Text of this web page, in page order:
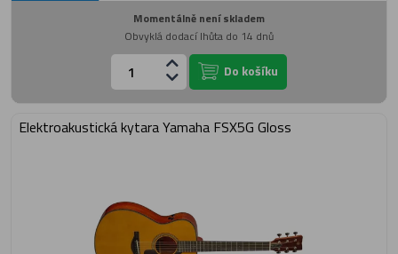
Momentálně není skladem
Obvyklá dodací lhůta do 14 dnů
Do košíku
Elektroakustická kytara Yamaha FSX5G Gloss